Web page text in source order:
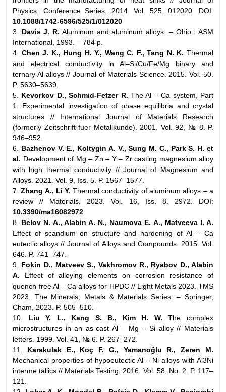
Physics: Conference Series. 2014. Vol. 525. 012020. DOI:
10.1088/1742-6596/525/1/012020
3. Davis J. R. Aluminum and aluminum alloys. – Ohio : ASM
International, 1993. – 784 p.
4. Chen J. K., Hung H. Y., Wang C. F., Tang N. K. Thermal
and electrical conductivity in Al–Si/Cu/Fe/Mg binary and
ternary Al alloys // Journal of Materials Science. 2015. Vol. 50.
P. 5630–5639.
5. Kevorkov D., Schmid-Fetzer R. The Al – Ca system, Part
1: Experimental investigation of phase equilibria and crystal
structures // International Journal of Materials Research
(formerly Zeitschrift fuer Metallkunde). 2001. Vol. 92, № 8. P.
946–952.
6. Bazhenov V. E., Koltygin A. V., Sung M. C., Park S. H. et
al. Development of Mg – Zn – Y – Zr casting magnesium alloy
with high thermal conductivity // Journal of Magnesium and
Alloys. 2021. Vol. 9, Iss. 5. P. 1567–1577.
7.Zhang A., Li Y. Thermal conductivity of aluminum alloys – a
review // Materials. 2023. Vol. 16, Iss. 8. 2972. DOI:
10.3390/ma16082972
8. Belov N. A., Alabin A. N., Naumova E. A., Matveeva I. A.
Effect of scandium on structure and hardening of Al – Ca
eutectic alloys // Journal of Alloys and Compounds. 2015. Vol.
646. P. 741–747.
9. Fokin D., Matveev S., Vakhromov R., Ryabov D., Alabin
A. Effect of alloying elements on corrosion resistance of
quench-free Al – Ca alloys for HPDC // Light Metals 2023. TMS
2023. The Minerals, Metals & Materials Series. – Springer,
Cham, 2023. P. 505–510.
10. Liu Y. L., Kang S. B., Kim H. W. The complex
microstructures in an as-cast Al – Mg – Si alloy // Materials
letters. 1999. Vol. 41, № 6. P. 267–272.
11. Karakulak E., Koç F. G., Yamanoğlu R., Zeren M.
Mechanical properties of hypoeutectic Al – Ni alloys with Al3Ni
interme tallics // Materials Testing. 2016. Vol. 58, No. 2. P. 117–
121.